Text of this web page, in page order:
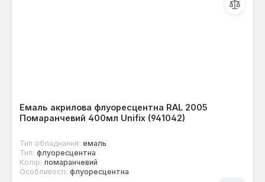
Емаль акрилова флуоресцентна RAL 2005
Помаранчевий 400мл Unifix (941042)
Тип обладнання: емаль
Тип: флуоресцентна
Колір: помаранчевий
Особливості: флуоресцентна